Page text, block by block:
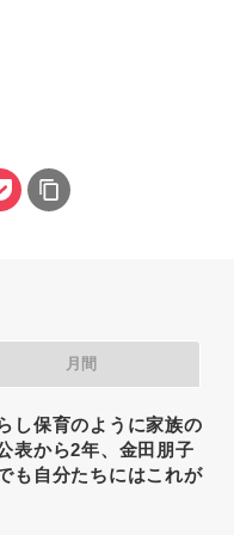
月間
し保育のように家族の
表から2年、金田朋子
も自分たちにはこれが